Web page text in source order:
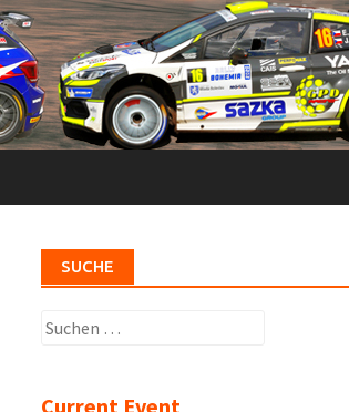
SUCHE
Suchen
Current Event